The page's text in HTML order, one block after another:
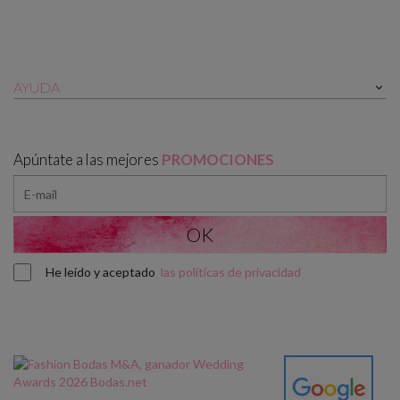
AYUDA 
Apúntate a las mejores PROMOCIONES
He leído y aceptado las políticas de privacidad